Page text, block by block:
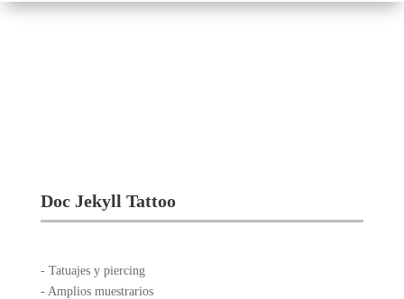
Doc Jekyll Tattoo
- Tatuajes y piercing
- Amplios muestrarios